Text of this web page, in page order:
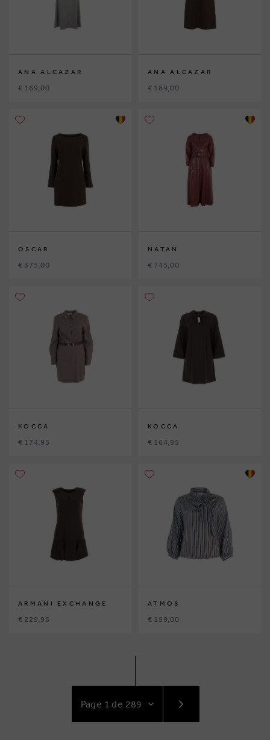
ANA ALCAZAR
€ 169,00
ANA ALCAZAR
€ 189,00
OSCAR
€ 375,00
NATAN
€ 745,00
KOCCA
€ 174,95
KOCCA
€ 164,95
ARMANI EXCHANGE
€ 229,95
ATMOS
€ 159,00
AU
SUIVANT